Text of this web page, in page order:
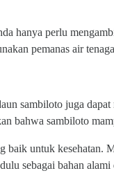
hanya perlu
pemanas air
sambiloto juga
bahwa sambiloto
baik untuk kesehatan.
sebagai bahan